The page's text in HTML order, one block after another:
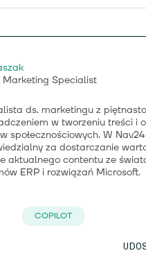
Marketing Specialist
ds. marketingu z
w tworzeniu treści i
społecznościowych. W Nav24
za dostarczanie
aktualnego contentu ze
ERP i rozwiązań Microsoft.
COPILOT